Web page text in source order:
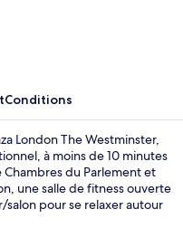
Conditions
London The Westminster,
à moins de 10 minutes
du Parlement et
une salle de fitness ouverte
pour se relaxer autour